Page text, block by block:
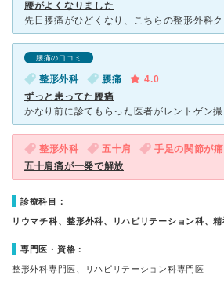
腰がよくなりました
腰痛の口コミ
整形外科 腰痛
4.0
ずっと患ってた腰痛
整形外科 五十肩 手足の関節が
五十肩痛が一発で解放
診療科目：
リウマチ科、整形外科、リハビリテーション科、精
専門医・資格：
整形外科専門医、リハビリテーション科専門医